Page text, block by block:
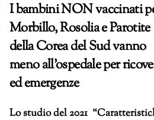
I bambini NON vaccinati
Morbillo, Rosolia e Parotite
della Corea del Sud vanno
meno all’ospedale per
ed emergenze
Lo studio del 2021